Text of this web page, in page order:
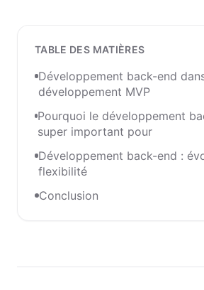
TABLE DES MATIÈRES
Développement back-end
développement MVP
Pourquoi le développement
super important pour
Développement back-end :
flexibilité
Conclusion